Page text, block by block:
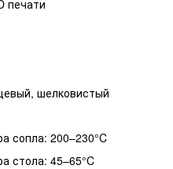
печати
шелковистый
сопла: 200–230°C
стола: 45–65°C